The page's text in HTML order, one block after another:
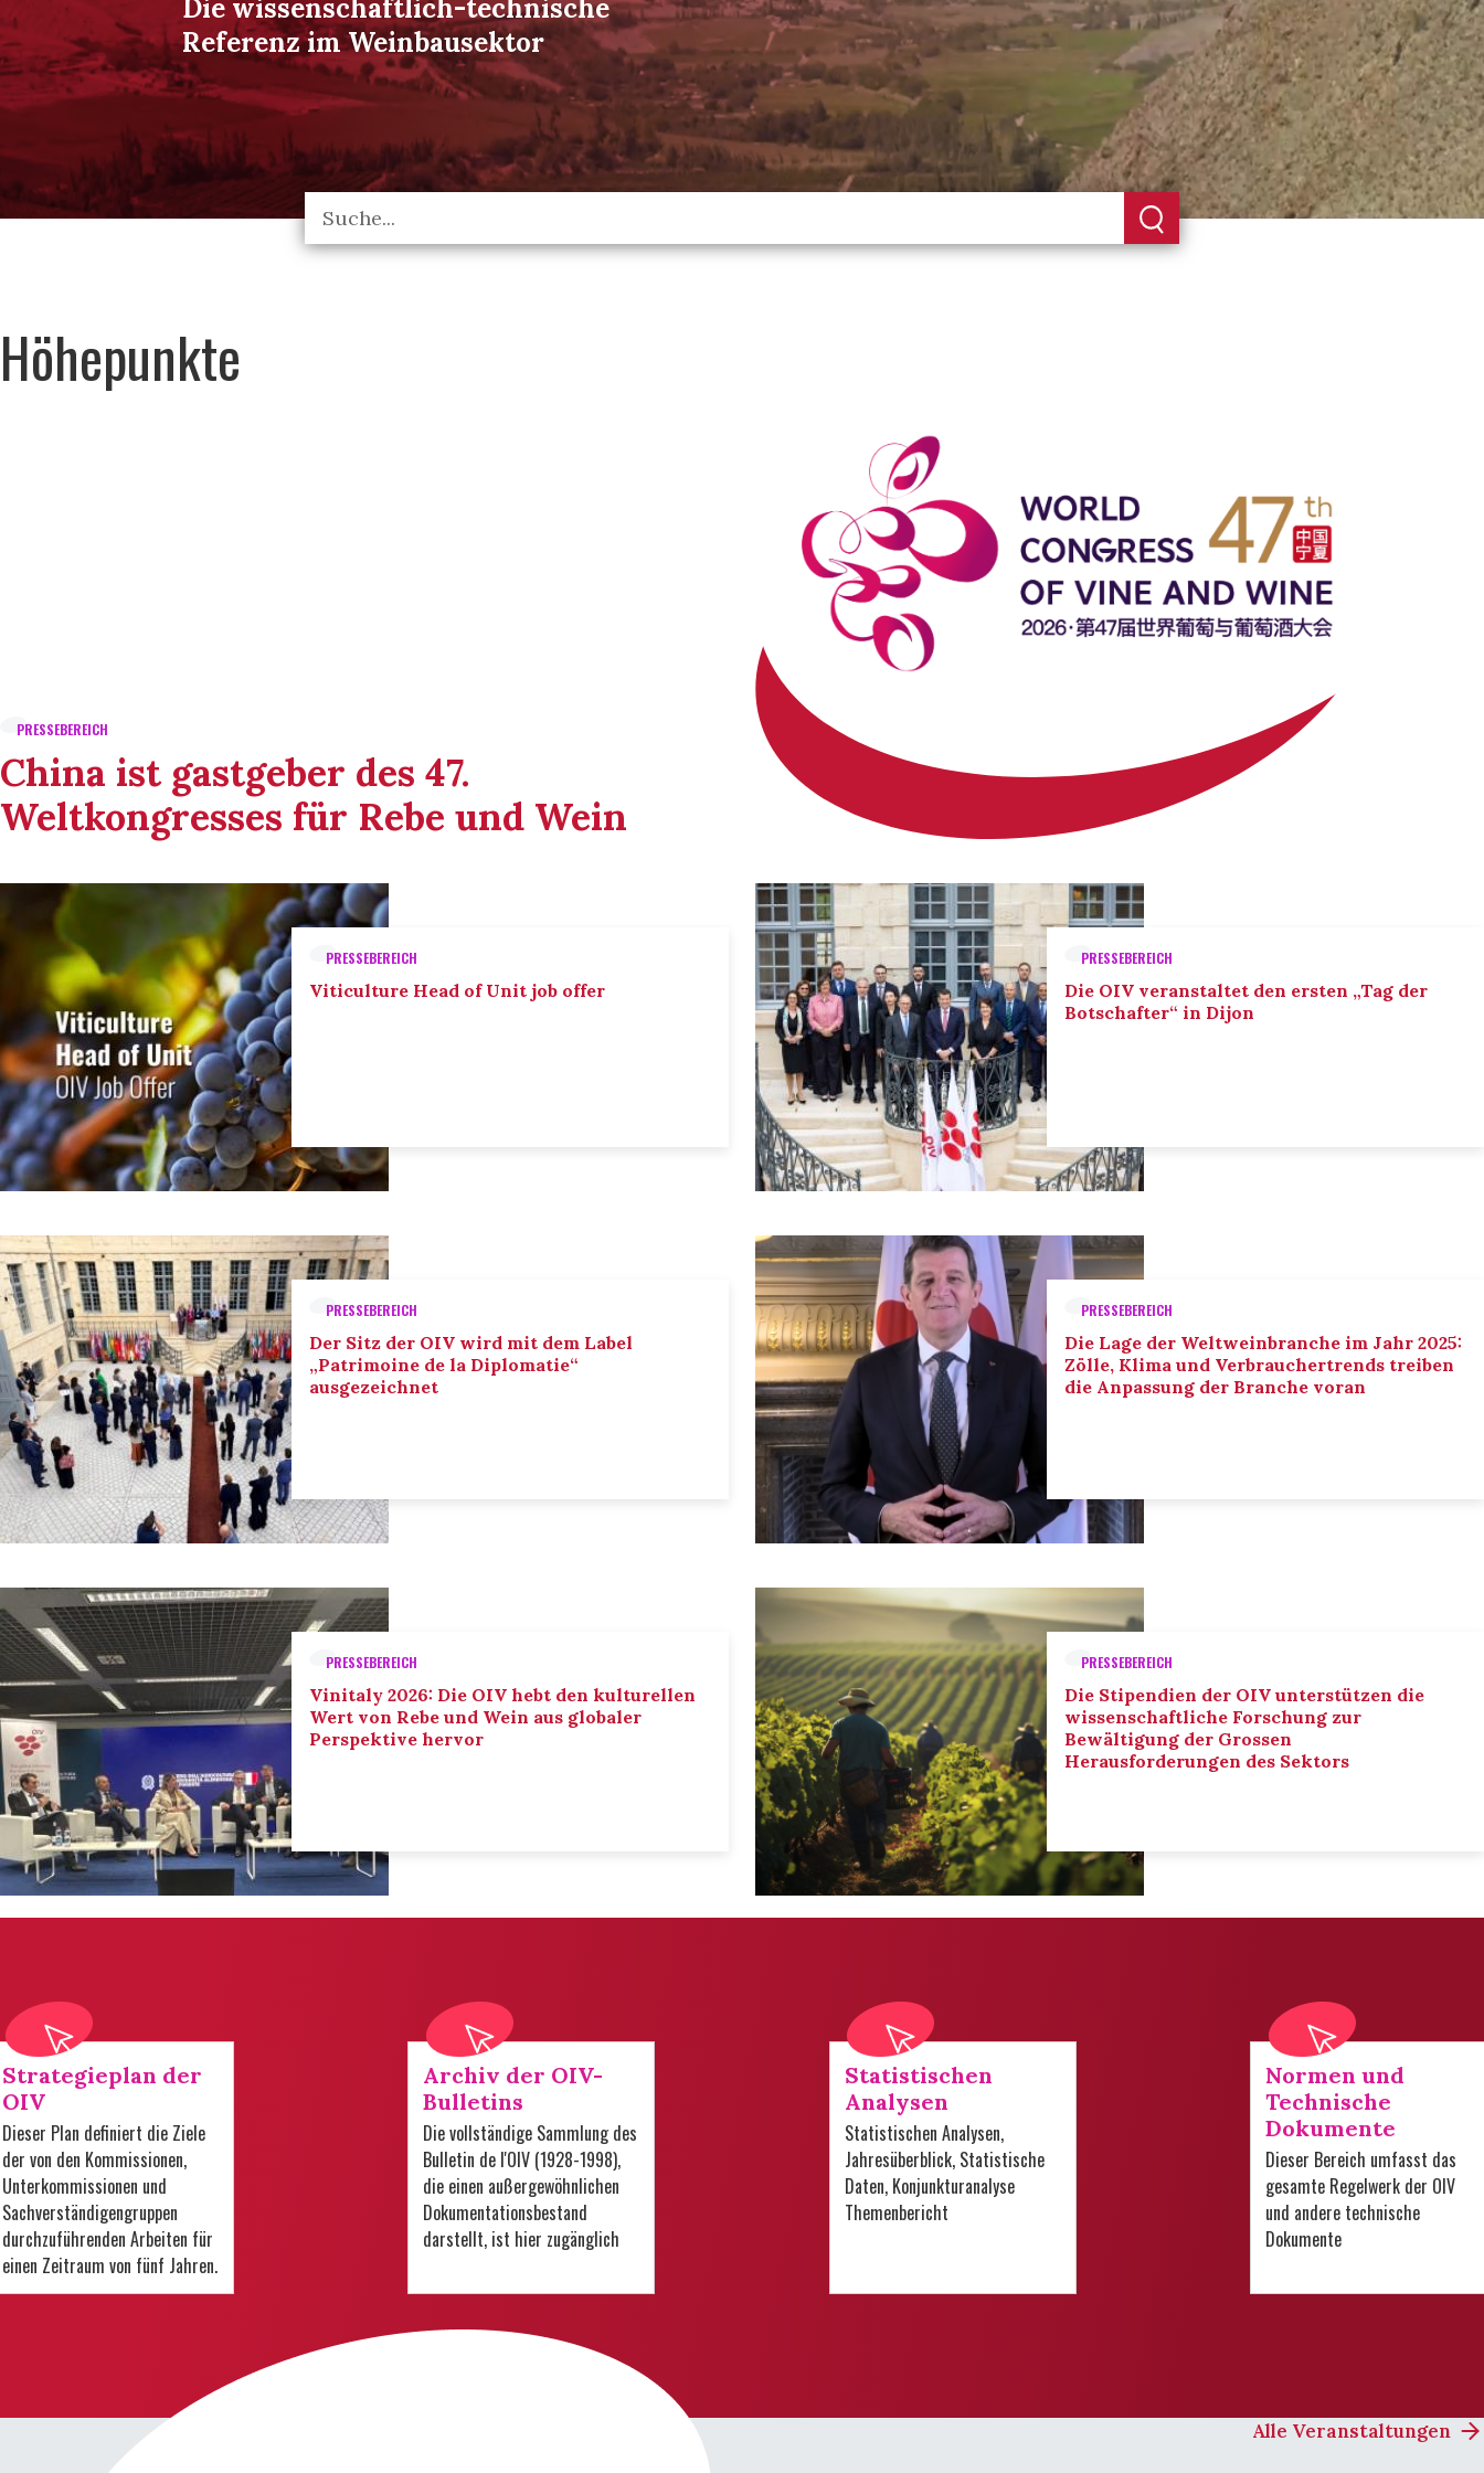
Die wissenschaftlich-technische
Referenz im Weinbausektor
Höhepunkte
PRESSEBEREICH
China ist gastgeber des 47.
Weltkongresses für Rebe und Wein
PRESSEBEREICH
Viticulture Head of Unit job offer
PRESSEBEREICH
Die OIV veranstaltet den ersten „Tag der
Botschafter“ in Dijon
PRESSEBEREICH
Der Sitz der OIV wird mit dem Label
„Patrimoine de la Diplomatie“
ausgezeichnet
PRESSEBEREICH
Die Lage der Weltweinbranche im Jahr 2025:
Zölle, Klima und Verbrauchertrends treiben
die Anpassung der Branche voran
PRESSEBEREICH
Vinitaly 2026: Die OIV hebt den kulturellen
Wert von Rebe und Wein aus globaler
Perspektive hervor
PRESSEBEREICH
Die Stipendien der OIV unterstützen die
wissenschaftliche Forschung zur
Bewältigung der Grossen
Herausforderungen des Sektors
Strategieplan der
OIV
Dieser Plan definiert die Ziele
der von den Kommissionen,
Unterkommissionen und
Sachverständigengruppen
durchzuführenden Arbeiten für
einen Zeitraum von fünf Jahren.
Archiv der OIV-
Bulletins
Die vollständige Sammlung des
Bulletin de l'OIV (1928-1998),
die einen außergewöhnlichen
Dokumentationsbestand
darstellt, ist hier zugänglich
Statistischen
Analysen
Statistischen Analysen,
Jahresüberblick, Statistische
Daten, Konjunkturanalyse
Themenbericht
Normen und
Technische
Dokumente
Dieser Bereich umfasst das
gesamte Regelwerk der OIV
und andere technische
Dokumente
Alle Veranstaltungen